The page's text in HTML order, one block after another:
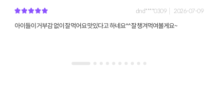
dnd****0309 2026-07-09
아이들이 거부감 없이 잘 먹어요 맛있다고 하네요^^ 잘 챙겨먹여볼게요~